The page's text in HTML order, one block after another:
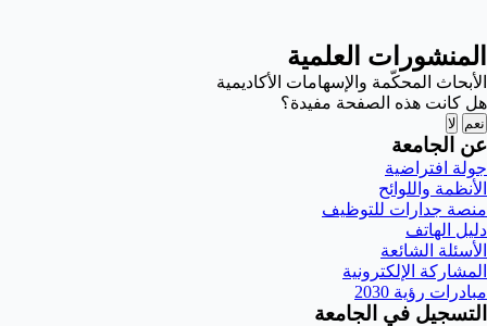
المنشورات العلمية
الأبحاث المحكّمة والإسهامات الأكاديمية
هل كانت هذه الصفحة مفيدة؟
نعم لا
عن الجامعة
جولة افتراضية
الأنظمة واللوائح
منصة جدارات للتوظيف
دليل الهاتف
الأسئلة الشائعة
المشاركة الإلكترونية
مبادرات رؤية 2030
التسجيل في الجامعة